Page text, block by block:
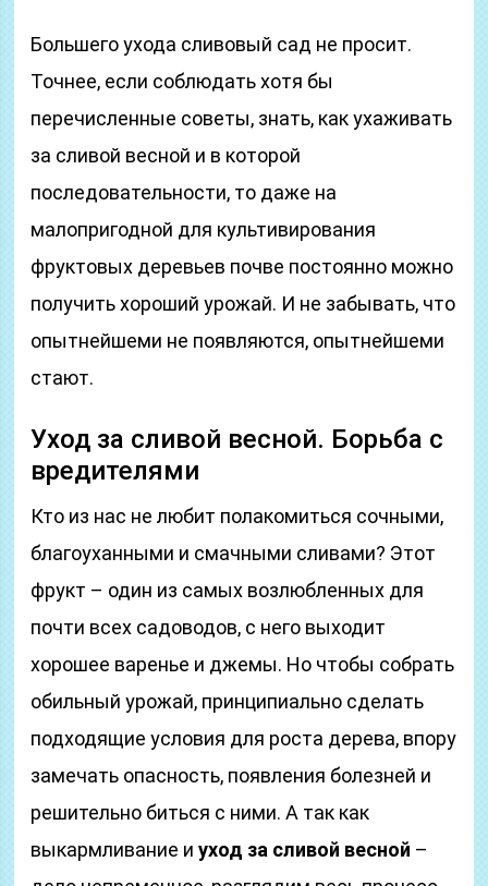
Большего ухода сливовый сад не просит.
Точнее, если соблюдать хотя бы
перечисленные советы, знать, как ухаживать
за сливой весной и в которой
последовательности, то даже на
малопригодной для культивирования
фруктовых деревьев почве постоянно можно
получить хороший урожай. И не забывать, что
опытнейшеми не появляются, опытнейшеми
стают.
Уход за сливой весной. Борьба с
вредителями
Кто из нас не любит полакомиться сочными,
благоуханными и смачными сливами? Этот
фрукт – один из самых возлюбленных для
почти всех садоводов, с него выходит
хорошее варенье и джемы. Но чтобы собрать
обильный урожай, принципиально сделать
подходящие условия для роста дерева, впору
замечать опасность, появления болезней и
решительно биться с ними. А так как
выкармливание иуход за сливой весной –